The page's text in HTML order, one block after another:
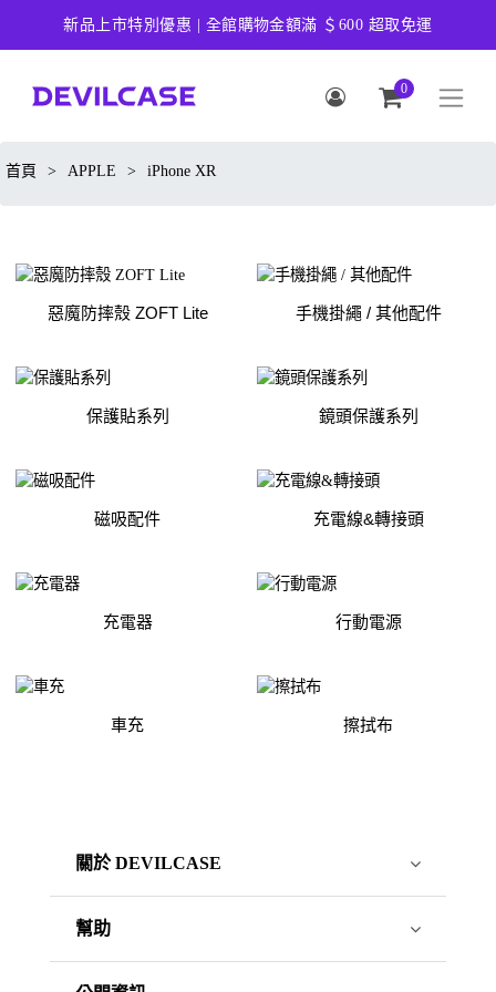
新品上市特別優惠 | 全館購物金額滿 ＄600 超取免運
0
首頁 > APPLE > iPhone XR
惡魔防摔殼 ZOFT Lite 手機掛繩 / 其他配件
保護貼系列 鏡頭保護系列
磁吸配件 充電線&轉接頭
充電器 行動電源
車充 擦拭布
關於 DEVILCASE
幫助